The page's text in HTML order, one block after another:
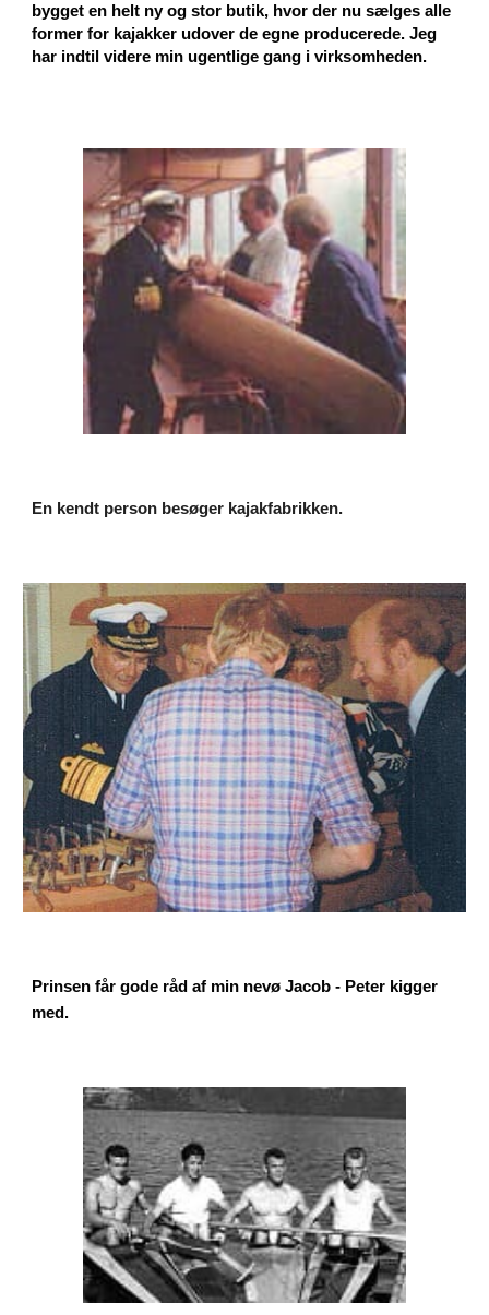
bygget en helt ny og stor butik, hvor der nu sælges alle
former for kajakker udover de egne producerede. Jeg
har indtil videre min ugentlige gang i virksomheden.
En kendt person besøger kajakfabrikken.
Prinsen får gode råd af min nevø Jacob - Peter kigger
med.